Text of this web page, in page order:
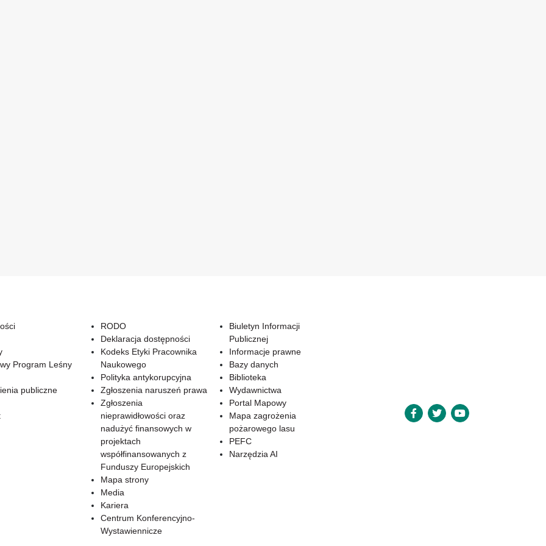
Program Leśny
publiczne
RODO
Deklaracja dostępności
Kodeks Etyki Pracownika
Naukowego
Polityka antykorupcyjna
Zgłoszenia naruszeń prawa
Zgłoszenia
nieprawidłowości oraz
nadużyć finansowych w
projektach
współfinansowanych z
Funduszy Europejskich
Mapa strony
Media
Kariera
Centrum Konferencyjno-
Wystawiennicze
Biuletyn Informacji
Publicznej
Informacje prawne
Bazy danych
Biblioteka
Wydawnictwa
Portal Mapowy
Mapa zagrożenia
pożarowego lasu
PEFC
Narzędzia AI